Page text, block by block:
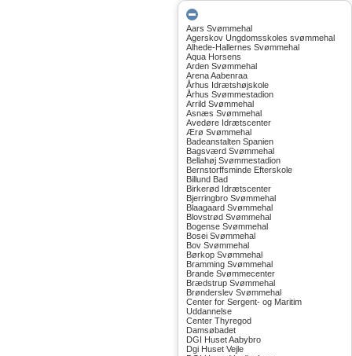
Aars Svømmehal
Agerskov Ungdomsskoles svømmehal
Alhede-Hallernes Svømmehal
Aqua Horsens
Arden Svømmehal
Arena Aabenraa
Århus Idrætshøjskole
Århus Svømmestadion
Arrild Svømmehal
Asnæs Svømmehal
Avedøre Idrætscenter
Ærø Svømmehal
Badeanstalten Spanien
Bagsværd Svømmehal
Bellahøj Svømmestadion
Bernstorffsminde Efterskole
Billund Bad
Birkerød Idrætscenter
Bjerringbro Svømmehal
Blaagaard Svømmehal
Blovstrød Svømmehal
Bogense Svømmehal
Bosei Svømmehal
Bov Svømmehal
Børkop Svømmehal
Bramming Svømmehal
Brande Svømmecenter
Brædstrup Svømmehal
Brønderslev Svømmehal
Center for Sergent- og Maritim
Uddannelse
Center Thyregod
Damsøbadet
DGI Huset Aabybro
Dgi Huset Vejle